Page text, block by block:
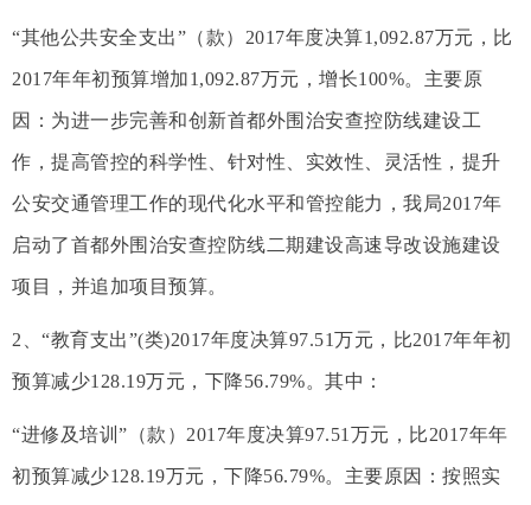
“其他公共安全支出”（款）2017年度决算1,092.87万元，比
2017年年初预算增加1,092.87万元，增长100%。主要原
因：为进一步完善和创新首都外围治安查控防线建设工
作，提高管控的科学性、针对性、实效性、灵活性，提升
公安交通管理工作的现代化水平和管控能力，我局2017年
启动了首都外围治安查控防线二期建设高速导改设施建设
项目，并追加项目预算。
2、“教育支出”(类)2017年度决算97.51万元，比2017年年初
预算减少128.19万元，下降56.79%。其中：
“进修及培训”（款）2017年度决算97.51万元，比2017年年
初预算减少128.19万元，下降56.79%。主要原因：按照实